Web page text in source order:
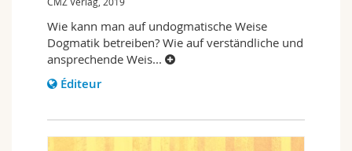
Wie kann man auf undogmatische Weise
Dogmatik betreiben? Wie auf verständliche und
ansprechende Weis...
Éditeur